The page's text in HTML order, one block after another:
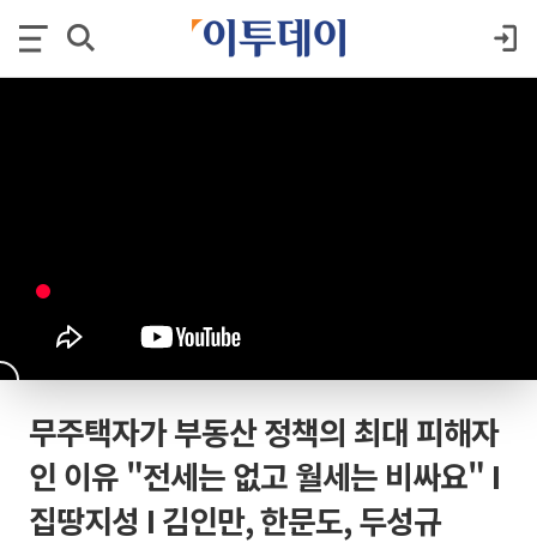
무주택자가 부동산 정책의 최대 피해자
인 이유 "전세는 없고 월세는 비싸요" I
집땅지성 I 김인만, 한문도, 두성규